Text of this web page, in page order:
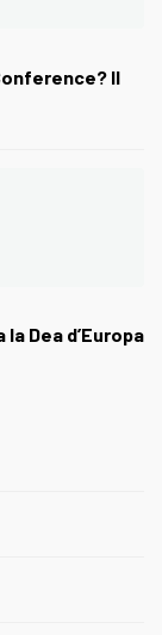
Il
Dea d’Europa